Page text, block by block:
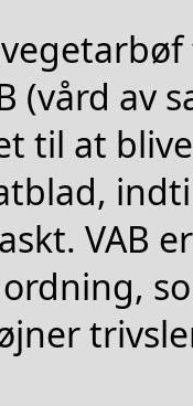
(vård av
til at
VAB